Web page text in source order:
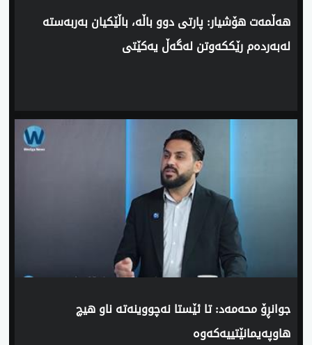
‌هه‌ڵمه‌ت هۆشیار: پارتی‌ دوو باڵه‌، باڵێكیان به‌ربه‌سته‌
له‌به‌رده‌م رێككه‌وتن له‌گه‌ڵ‌ یه‌كێتی‌
‌جوانڕۆ محه‌مه‌د: تا ئێستا نه‌چووینه‌ته‌ ناو هیچ
هاوپه‌یمانێتییه‌كه‌وه‌